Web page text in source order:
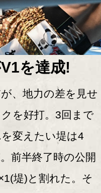
を達成!
、地力の差を見せ
を好打。3回まで
変えたい堤は4
前半終了時の公開
堤)と割れた。そ